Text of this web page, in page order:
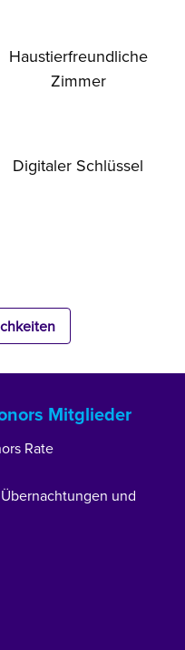
Haustier­freundliche
Zimmer
Digitaler Schlüssel
Mitglieder
Rate
und